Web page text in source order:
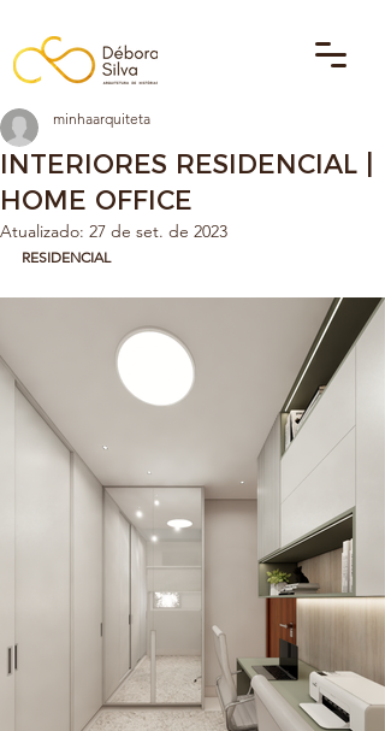
INTERIORES RESIDENCIAL |
HOME OFFICE
minhaarquiteta
Atualizado: 27 de set. de 2023
RESIDENCIAL